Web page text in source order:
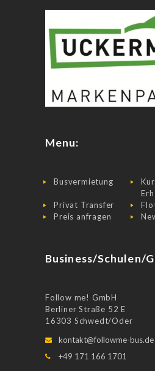
Menu:
Busvermietung
Privat Transfer
Preis anfragen
Business/Schulen/
Follow me! GmbH
Berliner Straße 52 E
16303 Schwedt/Oder
kontakt@followme-bus.de
+49 171 166 1701